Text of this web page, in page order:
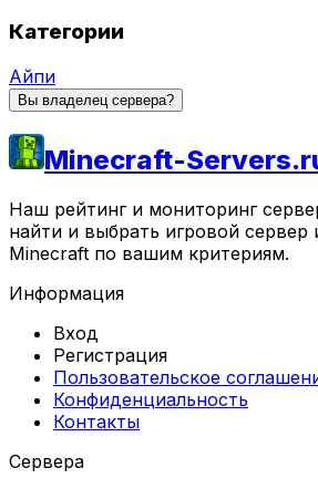
Категории
Айпи
Вы владелец сервера?
Minecraft-
Наш рейтинг и мониторинг
найти и выбрать игровой сервер
Minecraft по вашим критериям.
Информация
Вход
Регистрация
Пользовательское
Конфиденциальность
Контакты
Сервера